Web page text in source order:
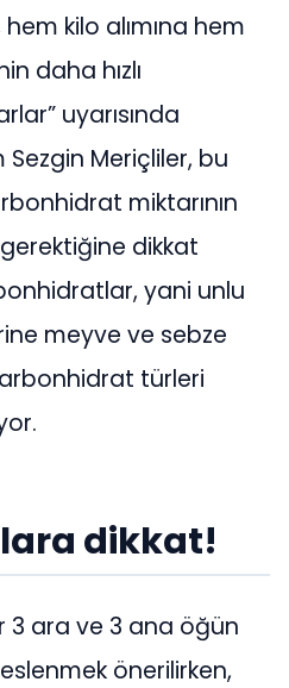
kilo alımına hem
daha hızlı
uyarısında
Meriçliler, bu
miktarının
dikkat
yani unlu
meyve ve sebze
türleri
dikkat!
3 ara ve 3 ana öğün
önerilirken,